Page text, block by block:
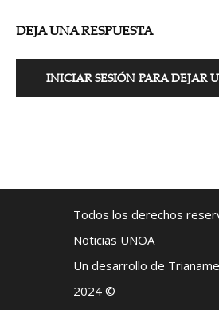
DEJA UNA RESPUESTA
INICIAR SESIÓN PARA DEJAR
Todos los derechos
Noticias UNOA
Un desarrollo de
2024 ©